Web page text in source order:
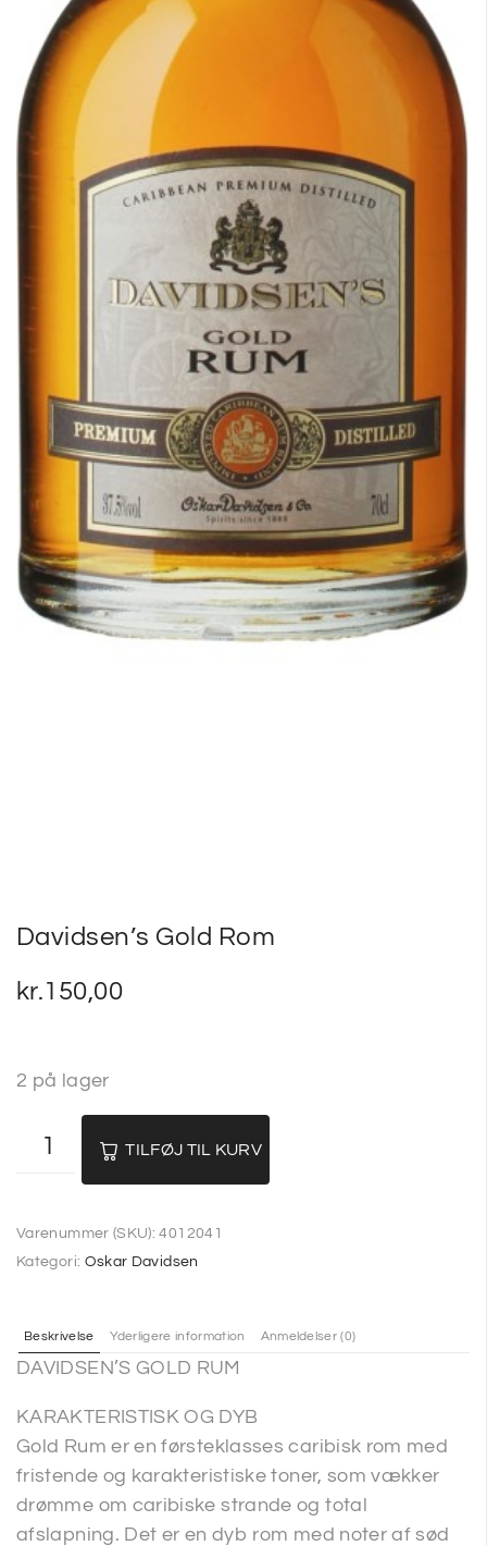
Davidsen’s Gold Rom
kr.150,00
2 på lager
TILFØJ TIL KURV
Varenummer (SKU):4012041
Kategori: Oskar Davidsen
Beskrivelse Yderligere information Anmeldelser (0)
DAVIDSEN’S GOLD RUM
KARAKTERISTISK OG DYB
Gold Rum er en førsteklasses caribisk rom med
fristende og karakteristiske toner, som vækker
drømme om caribiske strande og total
afslapning. Det er en dyb rom med noter af sød